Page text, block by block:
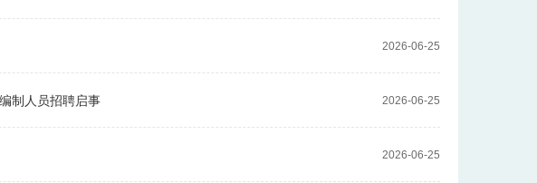
2026-06-25
2026-06-25
制人员招聘启事
2026-06-25